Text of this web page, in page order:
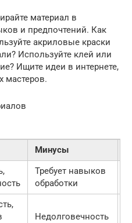
материал в
и предпочтений. Как
акриловые краски
Используйте клей или
Ищите идеи в интернете,
мастеров.
Минусы
Требует навыков
обработки
Недолговечность